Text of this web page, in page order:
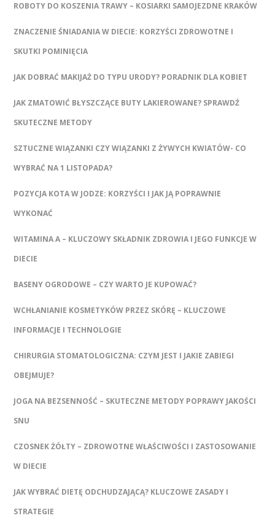
ROBOTY DO KOSZENIA TRAWY – KOSIARKI SAMOJEZDNE KRAKÓW
ZNACZENIE ŚNIADANIA W DIECIE: KORZYŚCI ZDROWOTNE I
SKUTKI POMINIĘCIA
JAK DOBRAĆ MAKIJAŻ DO TYPU URODY? PORADNIK DLA KOBIET
JAK ZMATOWIĆ BŁYSZCZĄCE BUTY LAKIEROWANE? SPRAWDŹ
SKUTECZNE METODY
SZTUCZNE WIĄZANKI CZY WIĄZANKI Z ŻYWYCH KWIATÓW- CO
WYBRAĆ NA 1 LISTOPADA?
POZYCJA KOTA W JODZE: KORZYŚCI I JAK JĄ POPRAWNIE
WYKONAĆ
WITAMINA A – KLUCZOWY SKŁADNIK ZDROWIA I JEGO FUNKCJE W
DIECIE
BASENY OGRODOWE – CZY WARTO JE KUPOWAĆ?
WCHŁANIANIE KOSMETYKÓW PRZEZ SKÓRĘ – KLUCZOWE
INFORMACJE I TECHNOLOGIE
CHIRURGIA STOMATOLOGICZNA: CZYM JEST I JAKIE ZABIEGI
OBEJMUJE?
JOGA NA BEZSENNOŚĆ – SKUTECZNE METODY POPRAWY JAKOŚCI
SNU
CZOSNEK ŻÓŁTY – ZDROWOTNE WŁAŚCIWOŚCI I ZASTOSOWANIE
W DIECIE
JAK WYBRAĆ DIETĘ ODCHUDZAJĄCĄ? KLUCZOWE ZASADY I
STRATEGIE